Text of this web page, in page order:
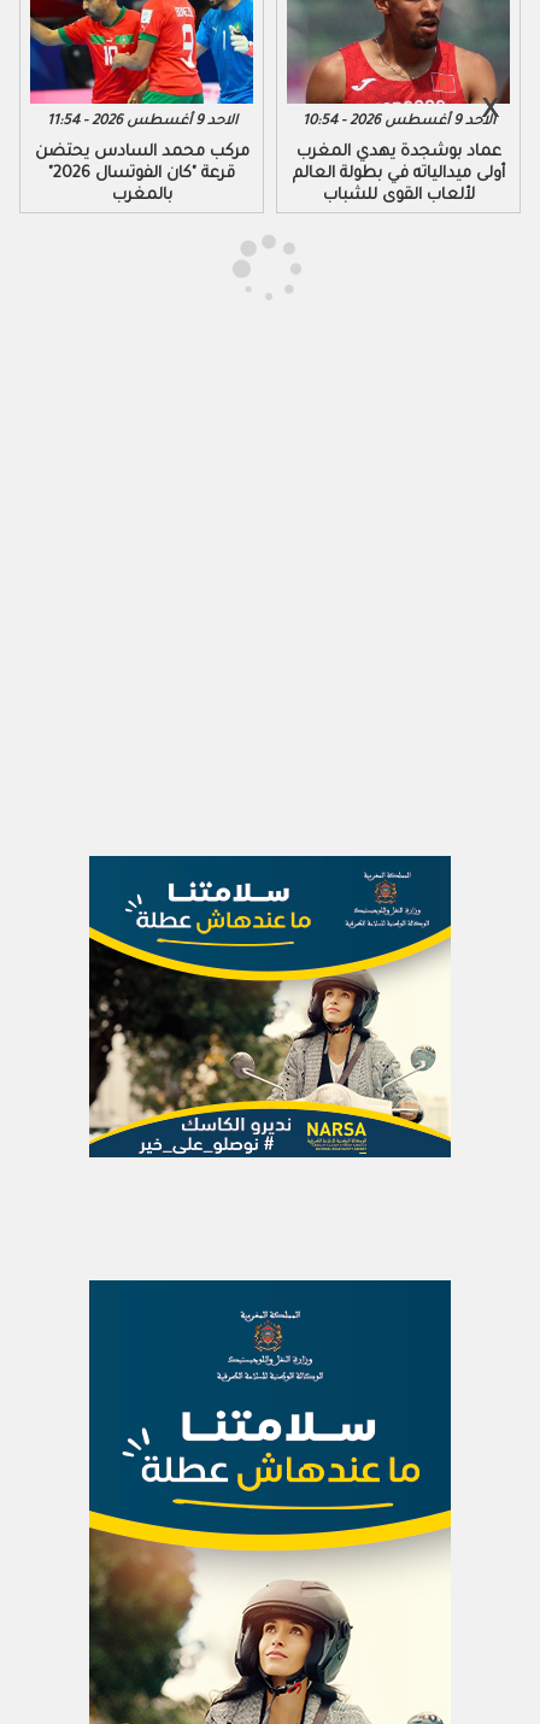
الاحد 9 أغسطس 2026 - 11:54
مركب محمد السادس يحتضن
قرعة "كان الفوتسال 2026"
بالمغرب
الاحد 9 أغسطس 2026 - 10:54
عماد بوشجدة يهدي المغرب
أولى ميدالياته في بطولة العالم
لألعاب القوى للشباب